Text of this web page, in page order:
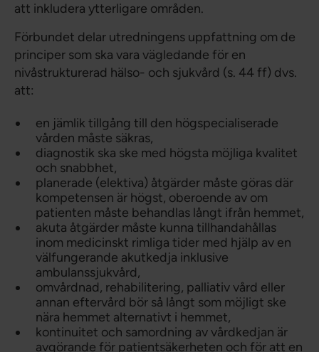
att inkludera ytterligare områden.
Förbundet delar utredningens uppfattning om de
principer som ska vara vägledande för en
nivåstrukturerad hälso- och sjukvård (s. 44 ff) dvs.
att:
en jämlik tillgång till den högspecialiserade
vården måste säkras,
diagnostik ska ske med högsta möjliga kvalitet
och snabbhet,
planerade (elektiva) åtgärder måste göras där
kompetensen är högst, oberoende av om
patienten måste behandlas långt ifrån hemmet,
akuta åtgärder måste kunna tillhandahållas
inom medicinskt rimliga tider med hjälp av en
välfungerande akutkedja inklusive
ambulanssjukvård,
omvårdnad, rehabilitering, palliativ vård eller
annan eftervård bör så långt som möjligt ske
nära hemmet alternativt i hemmet,
kontinuitet och samordning av vårdkedjan är
avgörande för patientsäkerheten och för att en